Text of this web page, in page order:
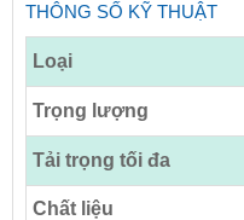
THÔNG SỐ KỸ THUẬT
Loại
Trọng lượng
Tải trọng tối đa
Chất liệu